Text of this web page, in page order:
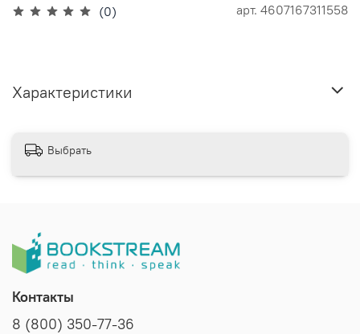
(0) арт. 4607167311558
Характеристики
Выбрать
Контакты
8 (800) 350-77-36